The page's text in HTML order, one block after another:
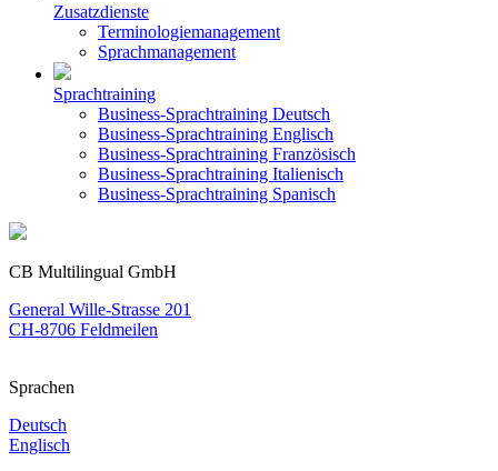
Zusatzdienste
Terminologiemanagement
Sprachmanagement
Sprachtraining
Business-Sprachtraining Deutsch
Business-Sprachtraining Englisch
Business-Sprachtraining Französisch
Business-Sprachtraining Italienisch
Business-Sprachtraining Spanisch
CB Multilingual GmbH
General Wille-Strasse 201
CH-8706 Feldmeilen
Sprachen
Deutsch
Englisch